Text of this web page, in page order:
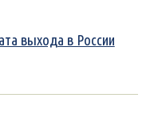
выхода в России